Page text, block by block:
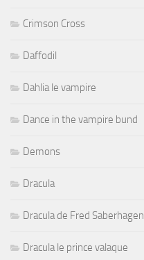
Crimson Cross
Daffodil
Dahlia le vampire
Dance in the vampire bund
Demons
Dracula
Dracula de Fred Saberhagen
Dracula le prince valaque